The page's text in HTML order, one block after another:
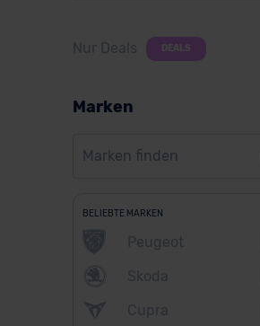
Nur Deals DEALS
Marken
BELIEBTE MARKEN
Peugeot
Skoda
Cupra